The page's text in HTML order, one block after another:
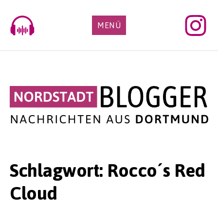
content
MENÜ
Schlagwort: Rocco´s Red
Cloud